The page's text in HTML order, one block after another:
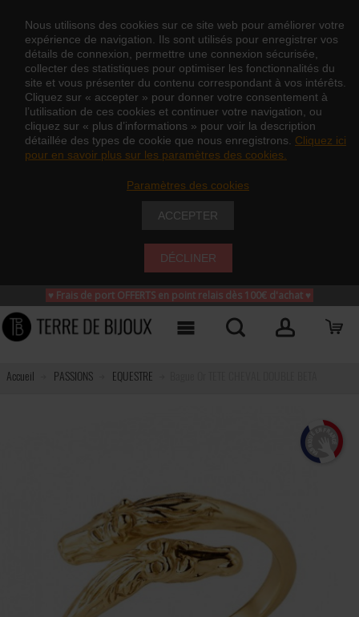
Nous utilisons des cookies sur ce site web pour améliorer votre
expérience de navigation. Ils sont utilisés pour enregistrer vos
détails de connexion, permettre une connexion sécurisée,
collecter des statistiques pour optimiser les fonctionnalités du
site et vous présenter du contenu correspondant à vos intérêts.
Cliquez sur « accepter » pour donner votre consentement à
l’utilisation de ces cookies et continuer votre navigation, ou
cliquez sur « plus d’informations » pour voir la description
détaillée des types de cookie que nous enregistrons. Cliquez ici
pour en savoir plus sur les paramètres des cookies.
Paramètres des cookies
ACCEPTER
DÉCLINER
♥ Frais de port OFFERTS en point relais dès 100€ d'achat ♥
Accueil PASSIONS EQUESTRE